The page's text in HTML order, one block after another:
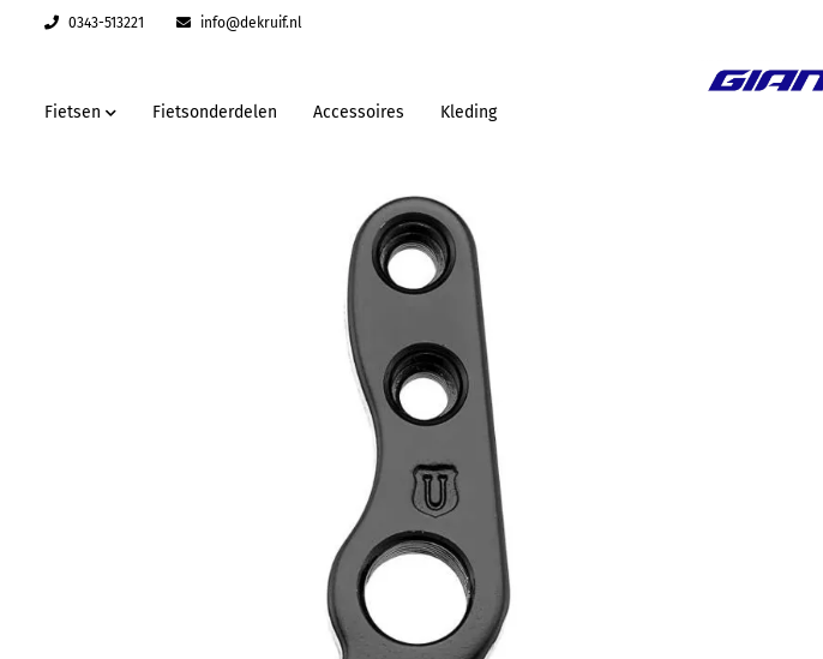
0343-513221 info@dekruif.nl
Fietsen Fietsonderdelen Accessoires Kleding